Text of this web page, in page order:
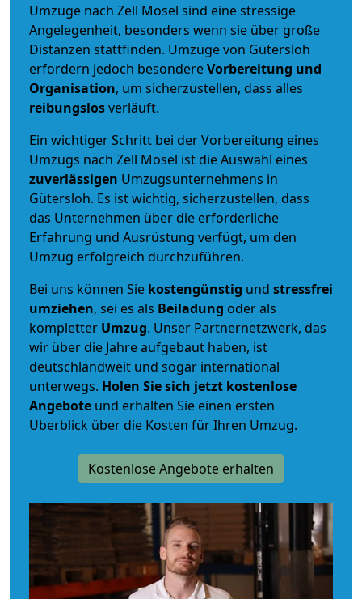
Umzüge nach Zell Mosel sind eine stressige
Angelegenheit, besonders wenn sie über große
Distanzen stattfinden. Umzüge von Gütersloh
erfordern jedoch besondereVorbereitung und
Organisation, um sicherzustellen, dass alles
reibungslosverläuft.
Ein wichtiger Schritt bei der Vorbereitung eines
Umzugs nach Zell Mosel ist die Auswahl eines
zuverlässigen Umzugsunternehmens in
Gütersloh. Es ist wichtig, sicherzustellen, dass
das Unternehmen über die erforderliche
Erfahrung und Ausrüstung verfügt, um den
Umzug erfolgreich durchzuführen.
Bei uns können Sie kostengünstig und stressfrei
umziehen, sei es als Beiladung oder als
kompletter Umzug. Unser Partnernetzwerk, das
wir über die Jahre aufgebaut haben, ist
deutschlandweit und sogar international
unterwegs. Holen Sie sich jetzt kostenlose
Angebote und erhalten Sie einen ersten
Überblick über die Kosten für Ihren Umzug.
Kostenlose Angebote erhalten